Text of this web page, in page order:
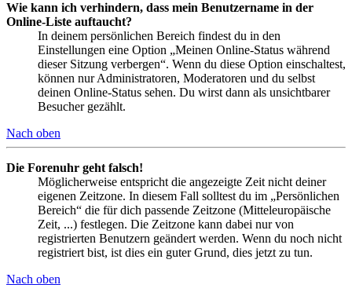
Wie kann ich verhindern, dass mein Benutzername in der
Online-Liste auftaucht?
In deinem persönlichen Bereich findest du in den
Einstellungen eine Option „Meinen Online-Status während
dieser Sitzung verbergen“. Wenn du diese Option einschaltest,
können nur Administratoren, Moderatoren und du selbst
deinen Online-Status sehen. Du wirst dann als unsichtbarer
Besucher gezählt.
Nach oben
Die Forenuhr geht falsch!
Möglicherweise entspricht die angezeigte Zeit nicht deiner
eigenen Zeitzone. In diesem Fall solltest du im „Persönlichen
Bereich“ die für dich passende Zeitzone (Mitteleuropäische
Zeit, ...) festlegen. Die Zeitzone kann dabei nur von
registrierten Benutzern geändert werden. Wenn du noch nicht
registriert bist, ist dies ein guter Grund, dies jetzt zu tun.
Nach oben